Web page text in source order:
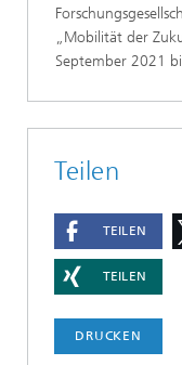
„Mobilität der
September 2021
Teilen
TEILEN
TEILEN
DRUCKEN